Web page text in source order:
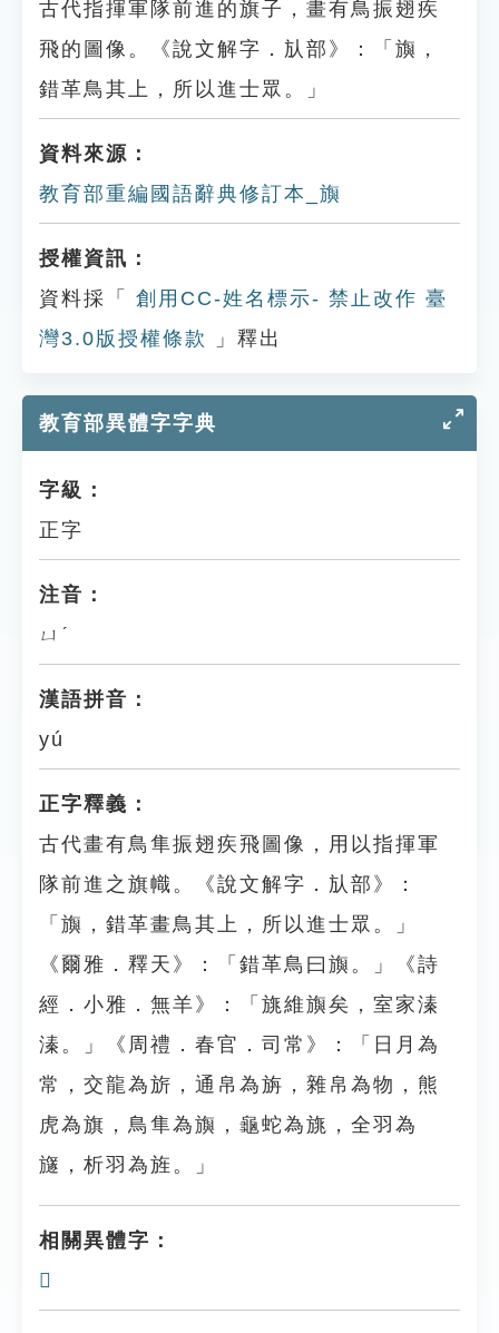
古代指揮軍隊前進的旗子，畫有鳥振翅疾
飛的圖像。《說文解字．㫃部》：「旟，
錯革鳥其上，所以進士眾。」
資料來源：
教育部重編國語辭典修訂本_旟
授權資訊：
資料採「
創用CC-姓名標示- 禁止改作 臺
灣3.0版授權條款
」釋出
教育部異體字字典
字級：
正字
注音：
ㄩˊ
漢語拼音：
yú
正字釋義：
古代畫有鳥隼振翅疾飛圖像，用以指揮軍
隊前進之旗幟。《說文解字．㫃部》：
「旟，錯革畫鳥其上，所以進士眾。」
《爾雅．釋天》：「錯革鳥曰旟。」《詩
經．小雅．無羊》：「旐維旟矣，室家溱
溱。」《周禮．春官．司常》：「日月為
常，交龍為旂，通帛為旃，雜帛為物，熊
虎為旗，鳥隼為旟，龜蛇為旐，全羽為
旞，析羽為旌。」
相關異體字：
𣄊